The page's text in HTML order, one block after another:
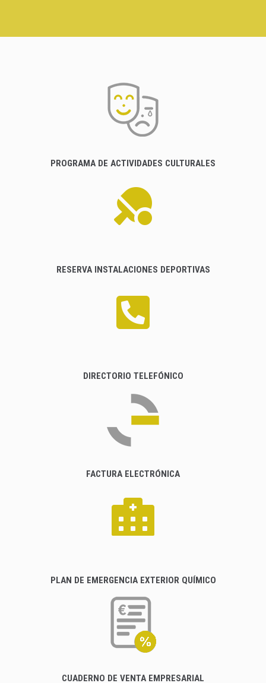
PROGRAMA DE ACTIVIDADES CULTURALES
RESERVA INSTALACIONES DEPORTIVAS
DIRECTORIO TELEFÓNICO
FACTURA ELECTRÓNICA
PLAN DE EMERGENCIA EXTERIOR QUÍMICO
CUADERNO DE VENTA EMPRESARIAL